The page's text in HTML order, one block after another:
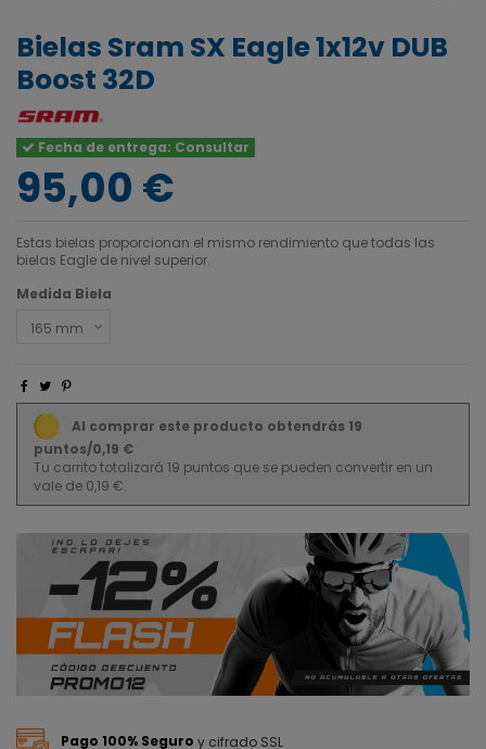
Bielas Sram SX Eagle 1x12v DUB
Boost 32D
Fecha de entrega: Consultar
95,00 €
Estas bielas proporcionan el mismo rendimiento que todas las
bielas Eagle de nivel superior.
Medida Biela
Al comprar este producto obtendrás 19
puntos/0,19 €
Tu carrito totalizará 19 puntos que se pueden convertir en un
vale de 0,19 €.
Pago 100% Seguro y cifrado SSL